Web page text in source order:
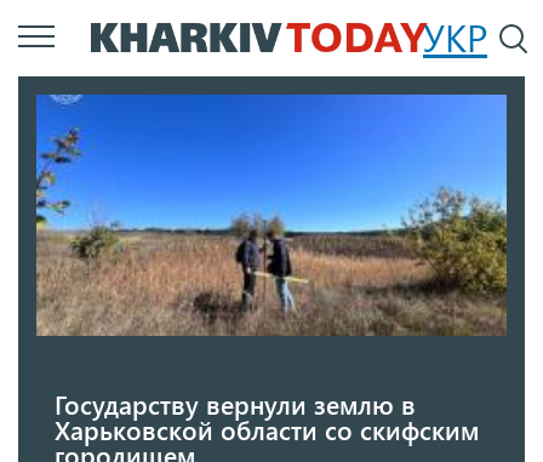
Перейти
к
УКР
Государству вернули землю в
Харьковской области со скифским
городищем